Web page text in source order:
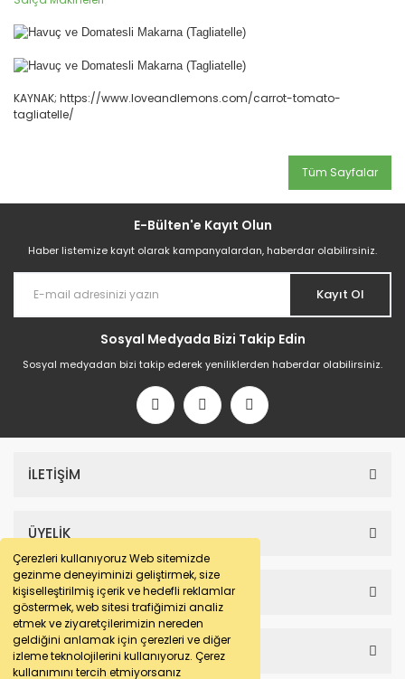
Çerezleri kullanıyoruz Web sitemizde
gezinme deneyiminizi geliştirmek, size
kişiselleştirilmiş içerik ve hedefli reklamlar
göstermek, web sitesi trafiğimizi analiz
etmek ve ziyaretçilerimizin nereden
geldiğini anlamak için çerezleri ve diğer
izleme teknolojilerini kullanıyoruz. Çerez
kullanımını tercih etmiyorsanız
KAYNAK; https://www.loveandlemons.com/carrot-tomato-
tagliatelle/
Tüm Sayfalar
E-Bülten'e Kayıt Olun
Haber listemize kayıt olarak kampanyalardan, haberdar olabilirsiniz.
Kayıt Ol
Sosyal Medyada Bizi Takip Edin
Sosyal medyadan bizi takip ederek yeniliklerden haberdar olabilirsiniz.
İLETİŞİM
ÜYELİK
SAYFALAR
HESABIM